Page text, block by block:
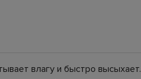
влагу и быстро высыхает.